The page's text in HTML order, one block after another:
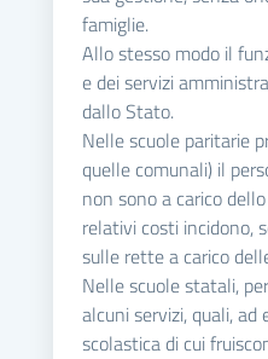
famiglie.
Allo stesso modo il
e dei servizi
dallo Stato.
Nelle scuole paritarie
quelle comunali) il
non sono a carico
relativi costi incidono,
sulle rette a carico
Nelle scuole statali,
alcuni servizi, quali, ad
scolastica di cui